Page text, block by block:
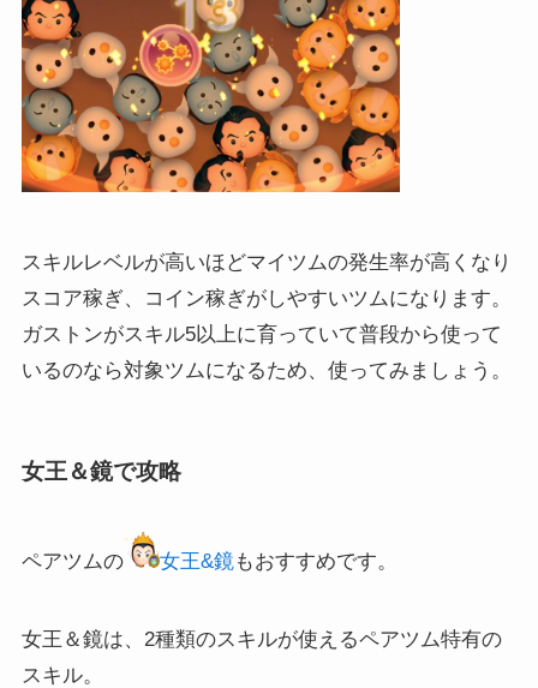
スキルレベルが高いほどマイツムの発生率が高くなり
スコア稼ぎ、コイン稼ぎがしやすいツムになります。
ガストンがスキル5以上に育っていて普段から使って
いるのなら対象ツムになるため、使ってみましょう。
女王＆鏡で攻略
ペアツムの 女王&鏡もおすすめです。
女王＆鏡は、2種類のスキルが使えるペアツム特有の
スキル。